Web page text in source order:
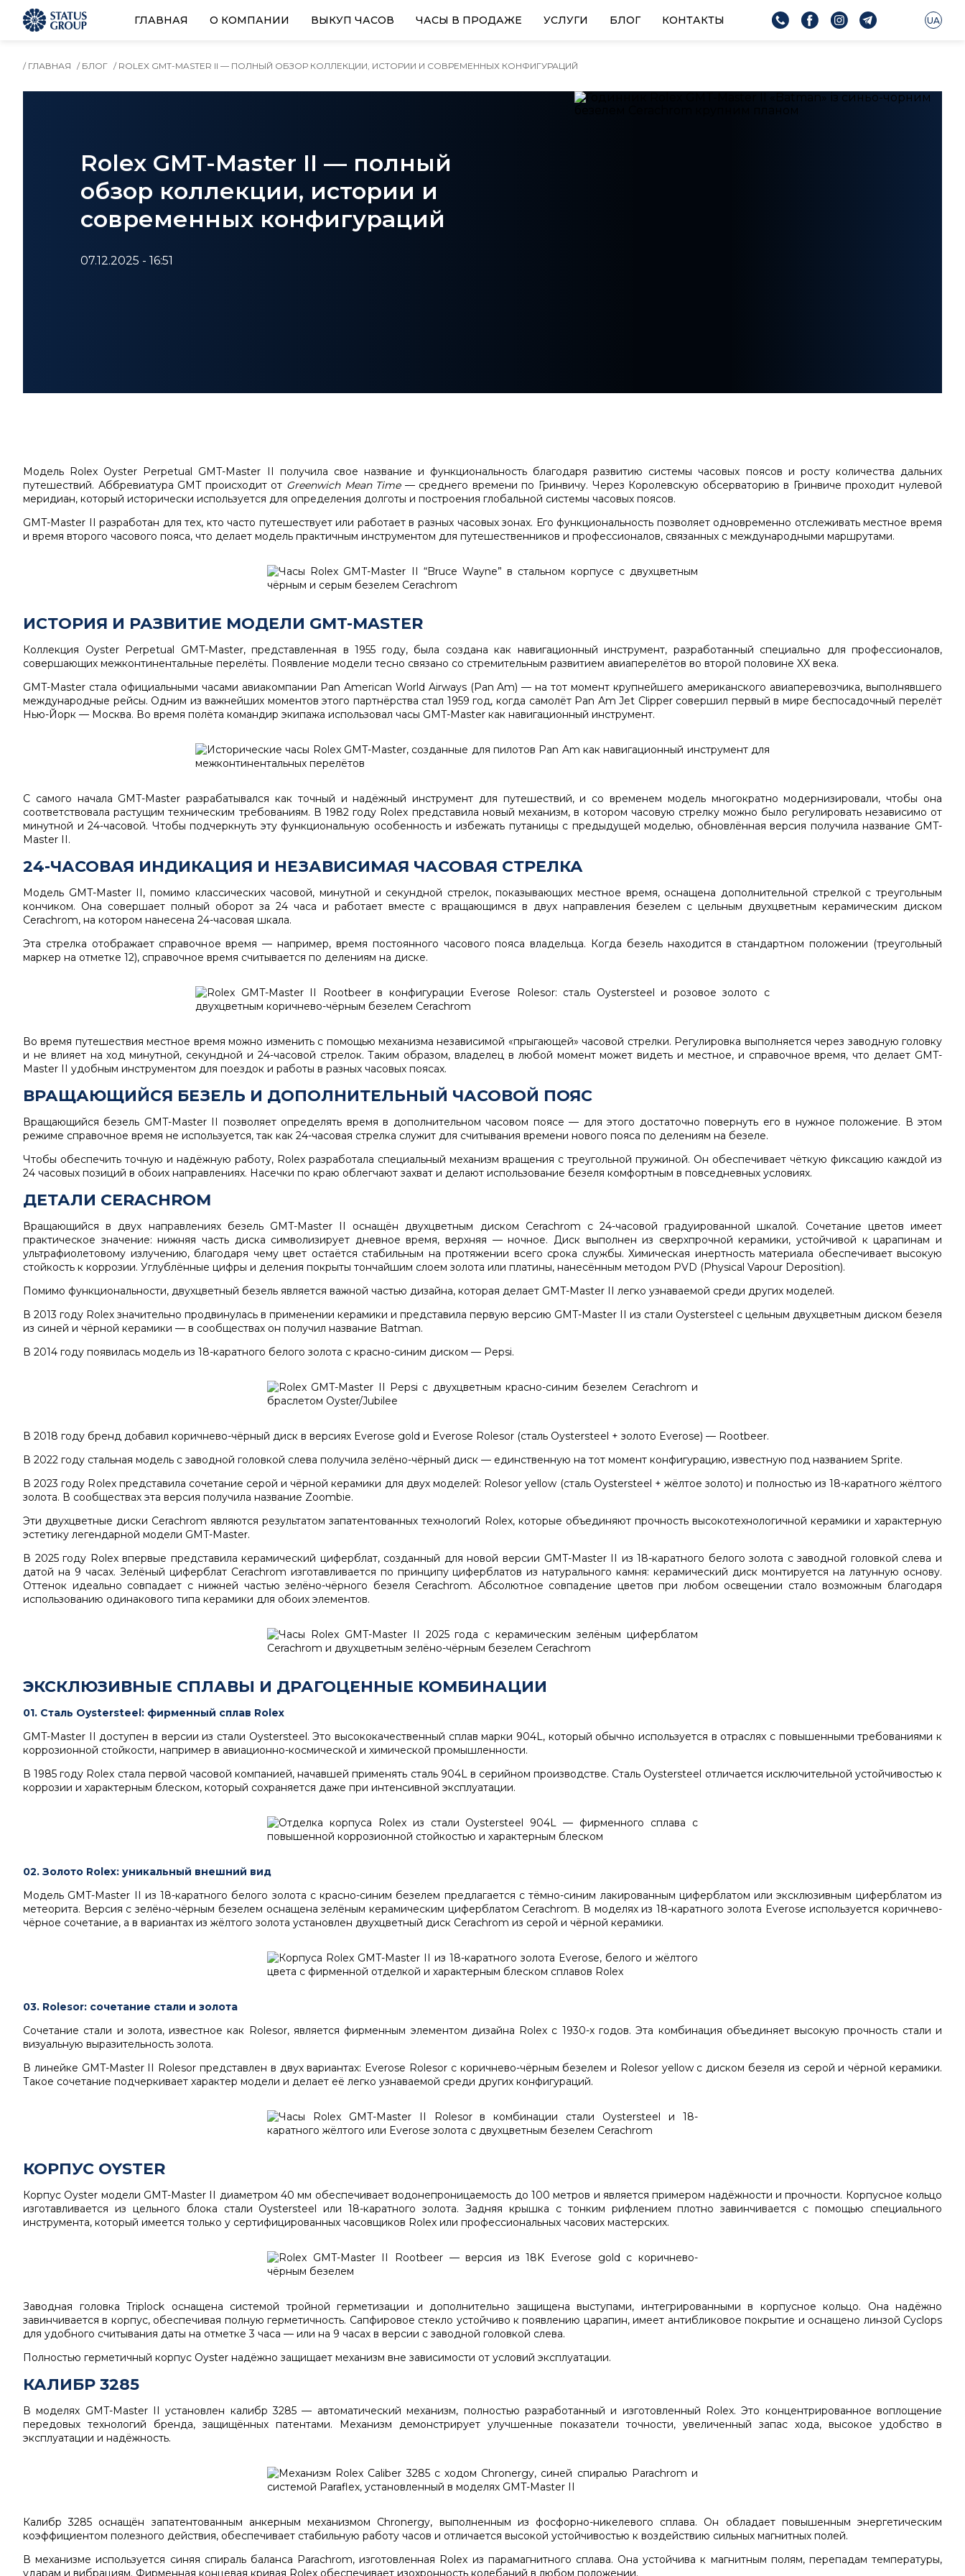
ГЛАВНАЯ О КОМПАНИИ ВЫКУП ЧАСОВ ЧАСЫ В ПРОДАЖЕ УСЛУГИ БЛОГ КОНТАКТЫ UA
/ ГЛАВНАЯ / БЛОГ / ROLEX GMT-MASTER II — ПОЛНЫЙ ОБЗОР КОЛЛЕКЦИИ, ИСТОРИИ И СОВРЕМЕННЫХ КОНФИГУРАЦИЙ
Rolex GMT-Master II — полный
обзор коллекции, истории и
современных конфигураций
07.12.2025 - 16:51
Модель Rolex Oyster Perpetual GMT-Master II получила свое название и функциональность благодаря развитию системы часовых поясов и росту количества дальних
путешествий. Аббревиатура GMTпроисходит от Greenwich Mean Time— среднего времени по Гринвичу. Через Королевскую обсерваторию в Гринвиче проходит нулевой
меридиан, который исторически используется для определения долготы и построения глобальной системы часовых поясов.
GMT-Master II разработан для тех, кто часто путешествует или работает в разных часовых зонах. Его функциональность позволяет одновременно отслеживать местное время
и время второго часового пояса, что делает модель практичным инструментом для путешественников и профессионалов, связанных с международными маршрутами.
ИСТОРИЯ И РАЗВИТИЕ МОДЕЛИ GMT-MASTER
Коллекция Oyster Perpetual GMT-Master, представленная в 1955 году, была создана как навигационный инструмент, разработанный специально для профессионалов,
совершающих межконтинентальные перелёты. Появление модели тесно связано со стремительным развитием авиаперелётов во второй половине XX века.
GMT-Master стала официальными часами авиакомпании Pan American World Airways (Pan Am) — на тот момент крупнейшего американского авиаперевозчика, выполнявшего
международные рейсы. Одним из важнейших моментов этого партнёрства стал 1959 год, когда самолёт Pan Am Jet Clipper совершил первый в мире беспосадочный перелёт
Нью-Йорк — Москва. Во время полёта командир экипажа использовал часы GMT-Master как навигационный инструмент.
С самого начала GMT-Master разрабатывался как точный и надёжный инструмент для путешествий, и со временем модель многократно модернизировали, чтобы она
соответствовала растущим техническим требованиям. В 1982 году Rolex представила новый механизм, в котором часовую стрелку можно было регулировать независимо от
минутной и 24-часовой. Чтобы подчеркнуть эту функциональную особенность и избежать путаницы с предыдущей моделью, обновлённая версия получила название GMT-
Master II.
24-ЧАСОВАЯ ИНДИКАЦИЯ И НЕЗАВИСИМАЯ ЧАСОВАЯ СТРЕЛКА
Модель GMT-Master II, помимо классических часовой, минутной и секундной стрелок, показывающих местное время, оснащена дополнительной стрелкой с треугольным
кончиком. Она совершает полный оборот за 24 часа и работает вместе с вращающимся в двух направления безелем с цельным двухцветным керамическим диском
Cerachrom, на котором нанесена 24-часовая шкала.
Эта стрелка отображает справочное время — например, время постоянного часового пояса владельца. Когда безель находится в стандартном положении (треугольный
маркер на отметке 12), справочное время считывается по делениям на диске.
Во время путешествия местное время можно изменить с помощью механизма независимой «прыгающей» часовой стрелки. Регулировка выполняется через заводную головку
и не влияет на ход минутной, секундной и 24-часовой стрелок. Таким образом, владелец в любой момент может видеть и местное, и справочное время, что делает GMT-
Master II удобным инструментом для поездок и работы в разных часовых поясах.
ВРАЩАЮЩИЙСЯ БЕЗЕЛЬ И ДОПОЛНИТЕЛЬНЫЙ ЧАСОВОЙ ПОЯС
Вращающийся безель GMT-Master II позволяет определять время в дополнительном часовом поясе — для этого достаточно повернуть его в нужное положение. В этом
режиме справочное время не используется, так как 24-часовая стрелка служит для считывания времени нового пояса по делениям на безеле.
Чтобы обеспечить точную и надёжную работу, Rolex разработала специальный механизм вращения с треугольной пружиной. Он обеспечивает чёткую фиксацию каждой из
24 часовых позиций в обоих направлениях. Насечки по краю облегчают захват и делают использование безеля комфортным в повседневных условиях.
ДЕТАЛИ CERACHROM
Вращающийся в двух направлениях безель GMT-Master II оснащён двухцветным диском Cerachrom с 24-часовой градуированной шкалой. Сочетание цветов имеет
практическое значение: нижняя часть диска символизирует дневное время, верхняя — ночное. Диск выполнен из сверхпрочной керамики, устойчивой к царапинам и
ультрафиолетовому излучению, благодаря чему цвет остаётся стабильным на протяжении всего срока службы. Химическая инертность материала обеспечивает высокую
стойкость к коррозии. Углублённые цифры и деления покрыты тончайшим слоем золота или платины, нанесённым методом PVD (Physical Vapour Deposition).
Помимо функциональности, двухцветный безель является важной частью дизайна, которая делает GMT-Master II легко узнаваемой среди других моделей.
В 2013 году Rolex значительно продвинулась в применении керамики и представила первую версию GMT-Master II из стали Oystersteel с цельным двухцветным диском безеля
из синей и чёрной керамики — в сообществах он получил название Batman.
В 2014 году появилась модель из 18-каратного белого золота с красно-синим диском — Pepsi.
В 2018 году бренд добавил коричнево-чёрный диск в версиях Everose gold и Everose Rolesor (сталь Oystersteel + золото Everose) — Rootbeer.
В 2022 году стальная модель с заводной головкой слева получила зелёно-чёрный диск — единственную на тот момент конфигурацию, известную под названием Sprite.
В 2023 году Rolex представила сочетание серой и чёрной керамики для двух моделей: Rolesor yellow (сталь Oystersteel + жёлтое золото) и полностью из 18-каратного жёлтого
золота. В сообществах эта верcия получила название Zoombie.
Эти двухцветные диски Cerachrom являются результатом запатентованных технологий Rolex, которые объединяют прочность высокотехнологичной керамики и характерную
эстетику легендарной модели GMT-Master.
В 2025 году Rolex впервые представила керамический циферблат, созданный для новой версии GMT-Master II из 18-каратного белого золота с заводной головкой слева и
датой на 9 часах. Зелёный циферблат Cerachrom изготавливается по принципу циферблатов из натурального камня: керамический диск монтируется на латунную основу.
Оттенок идеально совпадает с нижней частью зелёно-чёрного безеля Cerachrom. Абсолютное совпадение цветов при любом освещении стало возможным благодаря
использованию одинакового типа керамики для обоих элементов.
ЭКСКЛЮЗИВНЫЕ СПЛАВЫ И ДРАГОЦЕННЫЕ КОМБИНАЦИИ
01. Сталь Oystersteel: фирменный сплав Rolex
GMT-Master II доступен в версии из стали Oystersteel. Это высококачественный сплав марки 904L, который обычно используется в отраслях с повышенными требованиями к
коррозионной стойкости, например в авиационно-космической и химической промышленности.
В 1985 году Rolex стала первой часовой компанией, начавшей применять сталь 904L в серийном производстве. Сталь Oystersteel отличается исключительной устойчивостью к
коррозии и характерным блеском, который сохраняется даже при интенсивной эксплуатации.
02. Золото Rolex: уникальный внешний вид
Модель GMT-Master II из 18-каратного белого золота с красно-синим безелем предлагается с тёмно-синим лакированным циферблатом или эксклюзивным циферблатом из
метеорита. Версия с зелёно-чёрным безелем оснащена зелёным керамическим циферблатом Cerachrom. В моделях из 18-каратного золота Everose используется коричнево-
чёрное сочетание, а в вариантах из жёлтого золота установлен двухцветный диск Cerachrom из серой и чёрной керамики.
03. Rolesor: сочетание стали и золота
Сочетание стали и золота, известное как Rolesor, является фирменным элементом дизайна Rolex с 1930-х годов. Эта комбинация объединяет высокую прочность стали и
визуальную выразительность золота.
В линейке GMT-Master II Rolesor представлен в двух вариантах: Everose Rolesor с коричнево-чёрным безелем и Rolesor yellow с диском безеля из серой и чёрной керамики.
Такое сочетание подчеркивает характер модели и делает её легко узнаваемой среди других конфигураций.
КОРПУС OYSTER
Корпус Oyster модели GMT-Master II диаметром 40 мм обеспечивает водонепроницаемость до 100 метров и является примером надёжности и прочности. Корпусное кольцо
изготавливается из цельного блока стали Oystersteel или 18-каратного золота. Задняя крышка с тонким рифлением плотно завинчивается с помощью специального
инструмента, который имеется только у сертифицированных часовщиков Rolex или профессиональных часових мастерских.
Заводная головка Triplock оснащена системой тройной герметизации и дополнительно защищена выступами, интегрированными в корпусное кольцо. Она надёжно
завинчивается в корпус, обеспечивая полную герметичность. Сапфировое стекло устойчиво к появлению царапин, имеет антибликовое покрытие и оснащено линзой Cyclops
для удобного считывания даты на отметке 3 часа — или на 9 часах в версии с заводной головкой слева.
Полностью герметичный корпус Oyster надёжно защищает механизм вне зависимости от условий эксплуатации.
КАЛИБР 3285
В моделях GMT-Master II установлен калибр 3285 — автоматический механизм, полностью разработанный и изготовленный Rolex. Это концентрированное воплощение
передовых технологий бренда, защищённых патентами. Механизм демонстрирует улучшенные показатели точности, увеличенный запас хода, высокое удобство в
эксплуатации и надёжность.
Калибр 3285 оснащён запатентованным анкерным механизмом Chronergy, выполненным из фосфорно-никелевого сплава. Он обладает повышенным энергетическим
коэффициентом полезного действия, обеспечивает стабильную работу часов и отличается высокой устойчивостью к воздействию сильных магнитных полей.
В механизме используется синяя спираль баланса Parachrom, изготовленная Rolex из парамагнитного сплава. Она устойчива к магнитным полям, перепадам температуры,
ударам и вибрациям. Фирменная концевая кривая Rolex обеспечивает изохронность колебаний в любом положении.